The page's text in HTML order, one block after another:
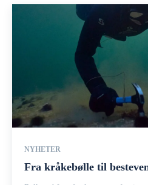
NYHETER
Fra kråkebølle til